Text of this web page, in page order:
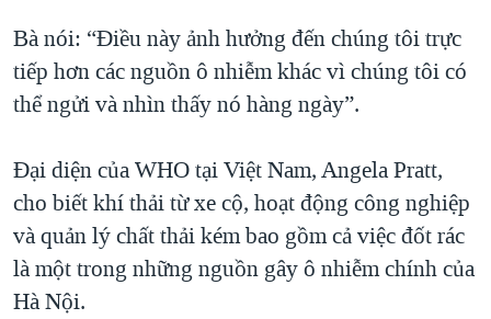
Bà nói: “Điều này ảnh hưởng đến chúng tôi trực
tiếp hơn các nguồn ô nhiễm khác vì chúng tôi có
thể ngửi và nhìn thấy nó hàng ngày”.
Đại diện của WHO tại Việt Nam, Angela Pratt,
cho biết khí thải từ xe cộ, hoạt động công nghiệp
và quản lý chất thải kém bao gồm cả việc đốt rác
là một trong những nguồn gây ô nhiễm chính của
Hà Nội.